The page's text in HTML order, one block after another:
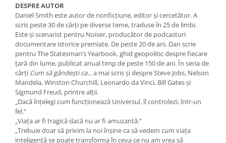
DESPRE AUTOR
Daniel Smith este autor de nonficțiune, editor și cercetător. A
scris peste 30 de cărți pe diverse teme, traduse în 25 de limbi.
Este și scenarist pentru Noiser, producător de podcasturi
documentare istorice premiate. De peste 20 de ani, Dan scrie
pentru The Statesman’s Yearbook, ghid geopolitic despre fiecare
țară din lume, publicat anual timp de peste 150 de ani. În seria de
cărți Cum să gândești ca... a mai scris și despre Steve Jobs, Nelson
Mandela, Winston Churchill, Leonardo da Vinci, Bill Gates și
Sigmund Freud, printre alții.
„Dacă înțelegi cum funcționează Universul, îl controlezi, într-un
fel.“
„Viața ar fi tragică dacă nu ar fi amuzantă.“
„Trebuie doar să privim la noi înșine ca să vedem cum viața
inteligentă se poate transforma în ceva ce nu am vrea să